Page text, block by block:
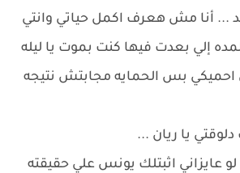
... أنا مش هعرف اكمل حياتي وانتي
إلي بعدت فيها كنت بموت يا ليله
بس الحمايه مجابتش نتيجه
يا ريان ...
لو عايزاني اثبتلك يونس علي حقيقته